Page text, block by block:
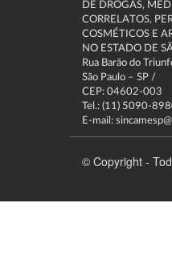
DE DROGAS,
CORRELATOS,
COSMÉTICOS E
NO ESTADO DE
Rua Barão do
São Paulo – SP /
CEP: 04602-003
Tel.: (11) 5090-
E-mail:
© Copyright -